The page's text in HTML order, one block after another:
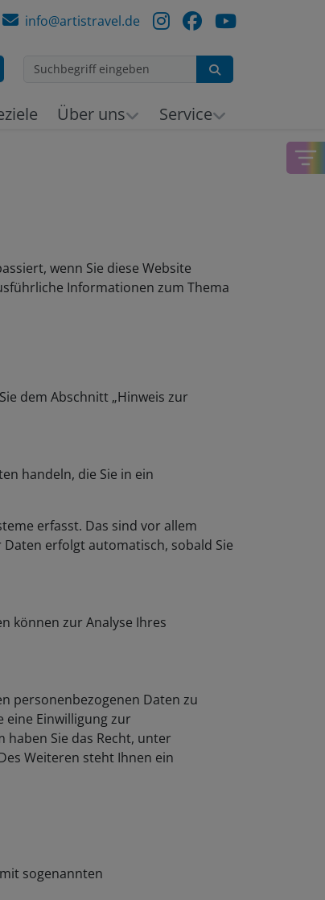
info@artistravel.de
Über uns Service
wenn Sie diese Website
Informationen zum Thema
dem Abschnitt „Hinweis zur
handeln, die Sie in ein
erfasst. Das sind vor allem
erfolgt automatisch, sobald Sie
können zur Analyse Ihres
personenbezogenen Daten zu
eine Einwilligung zur
Sie das Recht, unter
Weiteren steht Ihnen ein
sogenannten